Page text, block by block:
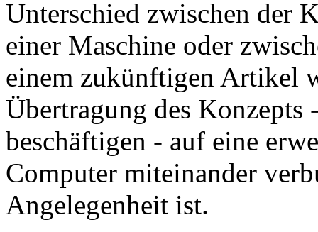
Unterschied zwischen der
einer Maschine oder
einem zukünftigen Artikel
Übertragung des
beschäftigen - auf eine
Computer miteinander
Angelegenheit ist.